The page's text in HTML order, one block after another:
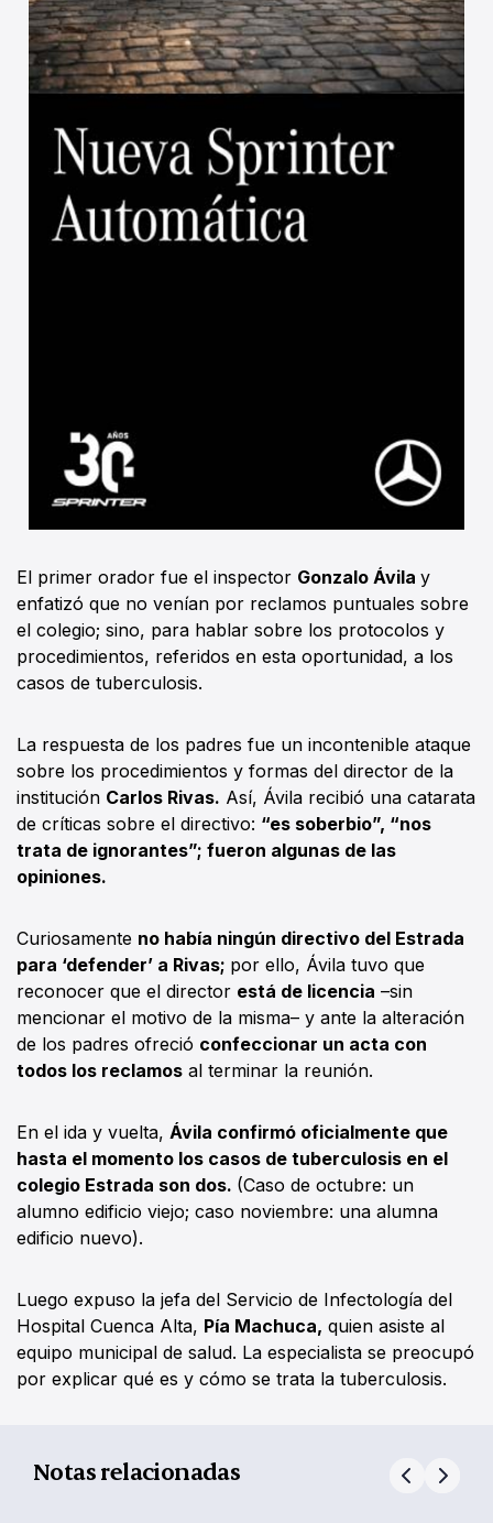
El primer orador fue el inspector Gonzalo Ávila y
enfatizó que no venían por reclamos puntuales sobre
el colegio; sino, para hablar sobre los protocolos y
procedimientos, referidos en esta oportunidad, a los
casos de tuberculosis.
La respuesta de los padres fue un incontenible ataque
sobre los procedimientos y formas del director de la
institución Carlos Rivas. Así, Ávila recibió una catarata
de críticas sobre el directivo: “es soberbio”, “nos
trata de ignorantes”; fueron algunas de las
opiniones.
Curiosamente no había ningún directivo del Estrada
para ‘defender’ a Rivas; por ello, Ávila tuvo que
reconocer que el director está de licencia –sin
mencionar el motivo de la misma– y ante la alteración
de los padres ofreció confeccionar un acta con
todos los reclamos al terminar la reunión.
En el ida y vuelta, Ávila confirmó oficialmente que
hasta el momento los casos de tuberculosis en el
colegio Estrada son dos. (Caso de octubre: un
alumno edificio viejo; caso noviembre: una alumna
edificio nuevo).
Luego expuso la jefa del Servicio de Infectología del
Hospital Cuenca Alta, Pía Machuca, quien asiste al
equipo municipal de salud. La especialista se preocupó
por explicar qué es y cómo se trata la tuberculosis.
Notas relacionadas